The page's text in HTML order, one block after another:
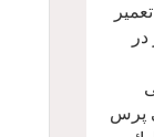
پرس